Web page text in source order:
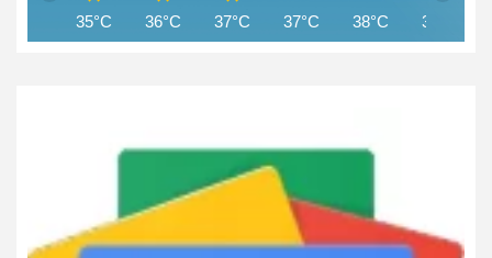
35°C 36°C 37°C 37°C 38°C 37°C